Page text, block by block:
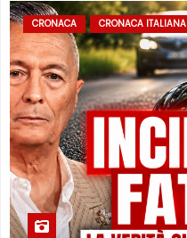
CRONACA CRONACA ITALIANA